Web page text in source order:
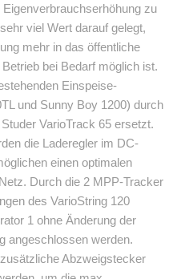
zu
viel Wert darauf gelegt,
mehr in das öffentliche
bei Bedarf möglich ist.
Einspeise-
und Sunny Boy 1200) durch
VarioTrack 65 ersetzt.
die Laderegler im DC-
einen optimalen
Durch die 2 MPP-Tracker
des VarioString 120
1 ohne Änderung der
angeschlossen werden.
Abzweigstecker